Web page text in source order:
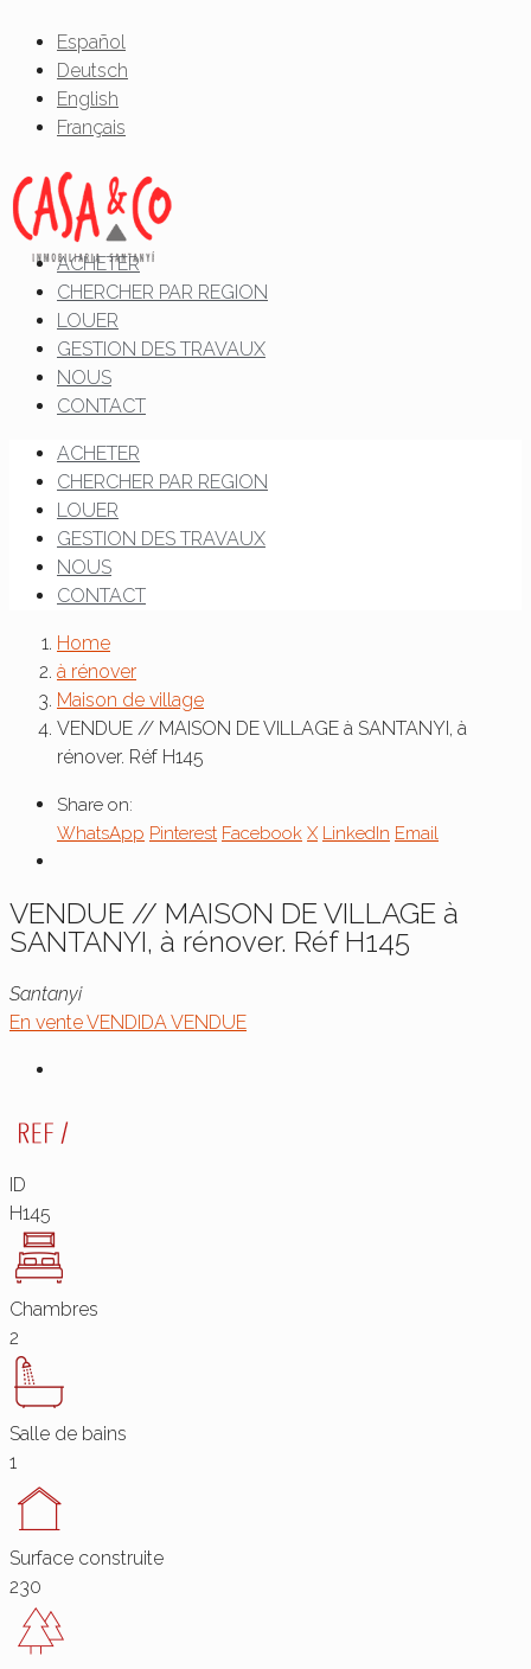
Español
Deutsch
English
Français
ACHETER
CHERCHER PAR REGION
LOUER
GESTION DES TRAVAUX
NOUS
CONTACT
ACHETER
CHERCHER PAR REGION
LOUER
GESTION DES TRAVAUX
NOUS
CONTACT
Home
à rénover
Maison de village
VENDUE // MAISON DE VILLAGE à SANTANYI, à
rénover. Réf H145
Share on:
WhatsApp Pinterest Facebook X LinkedIn Email
VENDUE // MAISON DE VILLAGE à
SANTANYI, à rénover. Réf H145
Santanyi
En venteVENDIDAVENDUE
ID
H145
Chambres
2
Salle de bains
1
Surface construite
230